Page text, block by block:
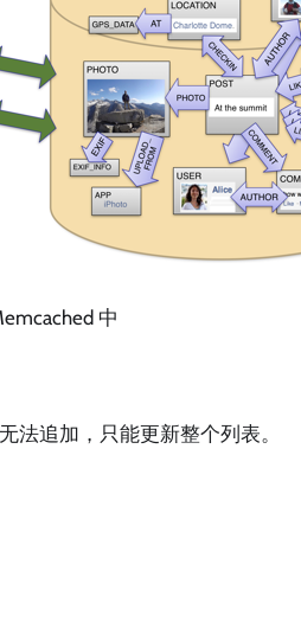
中
法追加，只能更新整个列表。